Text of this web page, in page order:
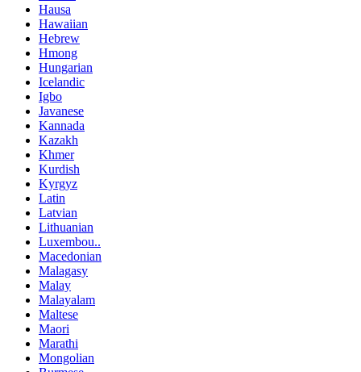
Hausa
Hawaiian
Hebrew
Hmong
Hungarian
Icelandic
Igbo
Javanese
Kannada
Kazakh
Khmer
Kurdish
Kyrgyz
Latin
Latvian
Lithuanian
Luxembou..
Macedonian
Malagasy
Malay
Malayalam
Maltese
Maori
Marathi
Mongolian